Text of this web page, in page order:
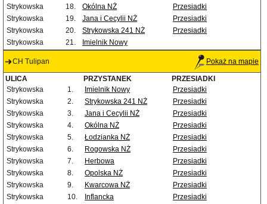
Strykowska
18. Okólna NŻ
Przesiadki
Strykowska
19. Jana i Cecylii NŻ
Przesiadki
Strykowska
20. Strykowska 241 NŻ
Przesiadki
Strykowska
21. Imielnik Nowy
CH Tulipan Pokaż na mapie
ULICA PRZYSTANEK
PRZESIADKI
Strykowska
1. Imielnik Nowy
Przesiadki
Strykowska
2. Strykowska 241 NŻ
Przesiadki
Strykowska
3. Jana i Cecylii NŻ
Przesiadki
Strykowska
4. Okólna NŻ
Przesiadki
Strykowska
5. Łodzianka NŻ
Przesiadki
Strykowska
6. Rogowska NŻ
Przesiadki
Strykowska
7. Herbowa
Przesiadki
Strykowska
8. Opolska NŻ
Przesiadki
Strykowska
9. Kwarcowa NŻ
Przesiadki
Strykowska
10. Inflancka Przesiadki